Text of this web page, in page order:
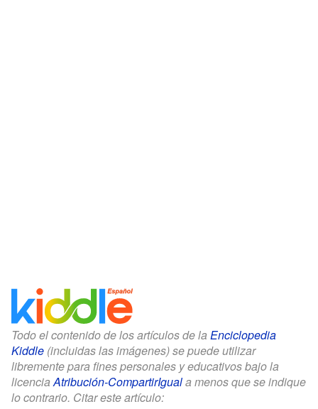
Todo el contenido de los artículos de la Enciclopedia
Kiddle (incluidas las imágenes) se puede utilizar
libremente para fines personales y educativos bajo la
licenciaAtribución-CompartirIguala menos que se indique
lo contrario. Citar este artículo: